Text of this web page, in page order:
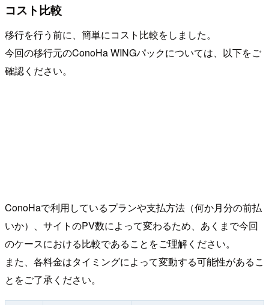
コスト比較
移行を行う前に、簡単にコスト比較をしました。
今回の移行元のConoHa WINGパックについては、以下をご
確認ください。
ConoHaで利用しているプランや支払方法（何か月分の前払
いか）、サイトのPV数によって変わるため、あくまで今回
のケースにおける比較であることをご理解ください。
また、各料金はタイミングによって変動する可能性があるこ
とをご了承ください。